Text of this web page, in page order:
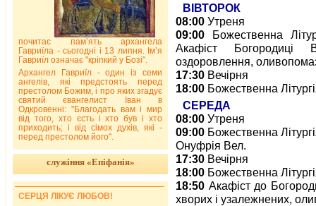
ВІВТОРОК
08:00 Утреня
09:00 Божественна
Акафіст Богородиці
оздоровлення,
17:30 Вечірня
18:00 Божественна
СЕРЕДА
08:00 Утреня
09:00 Божественна
Онуфрія Вел.
17:30 Вечірня
18:00 Божественна
18:50 Акафіст до
хворих і узалежнених,
почитає пам’ять архангела
Гавриїла - сьогодні і 13 липня. Ім’я
Гавриїл означає "кріпкий у Бозі".
Архангел Гавриїл - один із семи
ангелів, які предстоять перед
престолом Божим, і про яких згадує
святий євангелист Іван в
Одкровенні: "Благодать вам і мир
від того, хто єсть і хто був і хто
приходить; і від сімох духів, які -
перед престолом його".
служіння «Епіфанія»
СЕРЦЯ ЛІКУЄ ЛЮБОВ!